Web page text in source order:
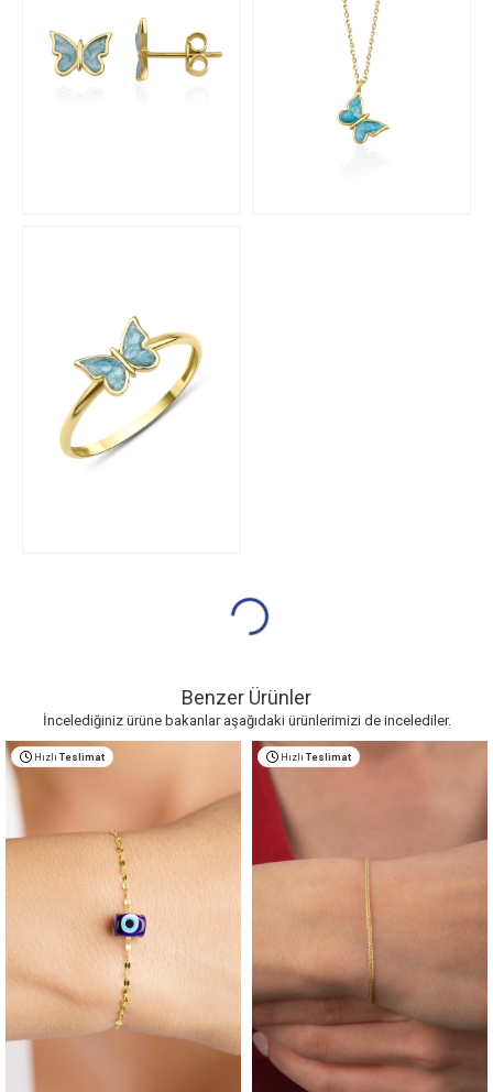
Benzer Ürünler
İncelediğiniz ürüne bakanlar aşağıdaki ürünlerimizi de incelediler.
Hızlı Teslimat Hızlı Teslimat